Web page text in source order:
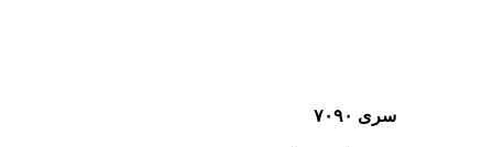
سری ۷۰۹۰